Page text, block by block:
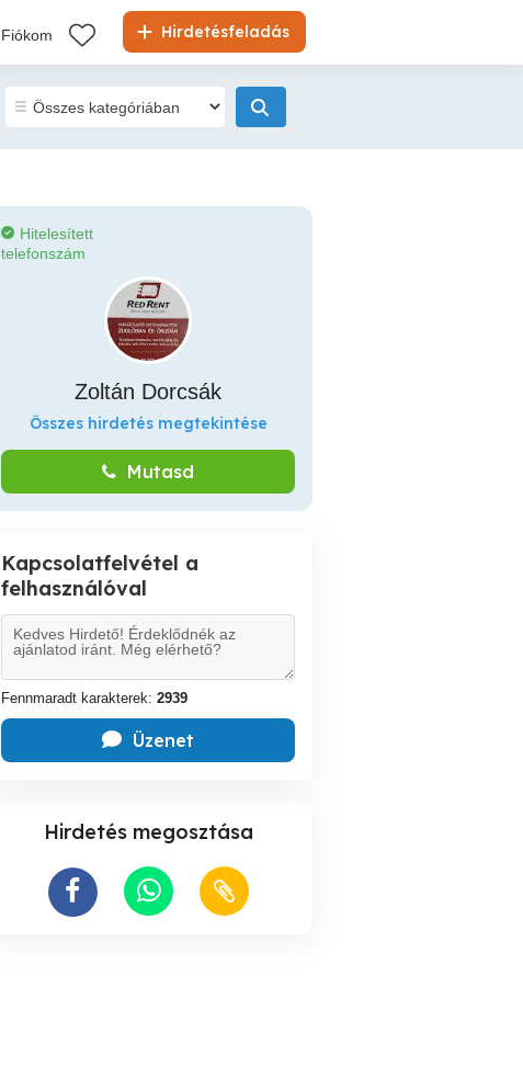
Hirdetésfeladás
Fiókom
Hitelesített
telefonszám
Zoltán Dorcsák
Összes hirdetés megtekintése
Mutasd
Kapcsolatfelvétel a
felhasználóval
Fennmaradt karakterek: 2939
Üzenet
Hirdetés megosztása